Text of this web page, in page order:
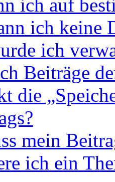
ich auf
ich keine
ich
Beiträge
die
mein
ich ein